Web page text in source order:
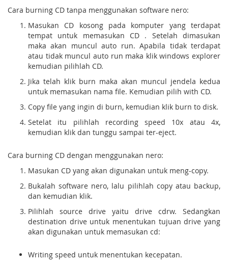
Cara burning CD tanpa menggunakan software nero:
Masukan CD kosong pada komputer yang terdapat
tempat untuk memasukan CD . Setelah dimasukan
maka akan muncul auto run. Apabila tidak terdapat
atau tidak muncul auto run maka klik windows explorer
kemudian pilihlah CD.
Jika telah klik burn maka akan muncul jendela kedua
untuk memasukan nama file. Kemudian pilih with CD.
Copy file yang ingin di burn, kemudian klik burn to disk.
Setelat itu pilihlah recording speed 10x atau 4x,
kemudian klik dan tunggu sampai ter-eject.
Cara burning CD dengan menggunakan nero:
Masukan CD yang akan digunakan untuk meng-copy.
Bukalah software nero, lalu pilihlah copy atau backup,
dan kemudian klik.
Pilihlah source drive yaitu drive cdrw. Sedangkan
destination drive untuk menentukan tujuan drive yang
akan digunakan untuk memasukan cd:
Writing speed untuk menentukan kecepatan.